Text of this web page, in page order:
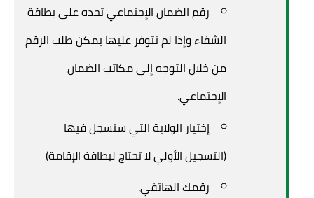
رقم الضمان الإجتماعي تجده على بطاقة
الشفاء وإذا لم تتوفر عليها يمكن طلب الرقم
من خلال التوجه إلى مكاتب الضمان
الإجتماعي.
إختيار الولاية التي ستسجل فيها
(التسجيل الأولي لا تحتاج لبطاقة الإقامة)
رقمك الهاتفي.